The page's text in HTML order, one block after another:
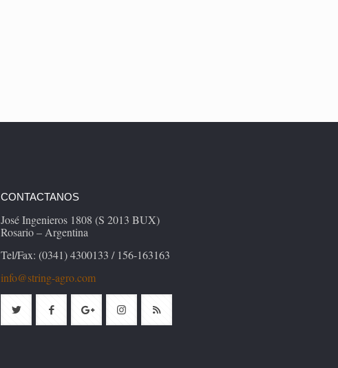
CONTACTANOS
José Ingenieros 1808 (S 2013 BUX)
Rosario – Argentina
Tel/Fax: (0341) 4300133 / 156-163163
info@string-agro.com